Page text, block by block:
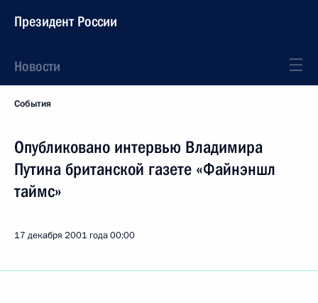
Президент России
Новости
События
Опубликовано интервью Владимира
Путина британской газете «Файнэншл
таймс»
17 декабря 2001 года00:00